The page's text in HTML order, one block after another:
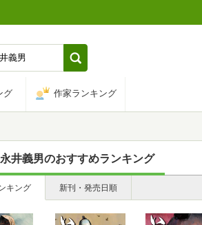
グ 作家ランキング
井義男のおすすめランキング
キング 新刊・発売日順